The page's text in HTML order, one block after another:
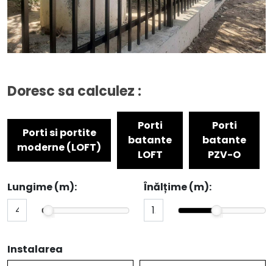
Doresc sa calculez :
Porti si portite
moderne (LOFT)
Porti
batante
LOFT
Porti
batante
PZV-O
Lungime (m): Înălțime (m):
Instalarea